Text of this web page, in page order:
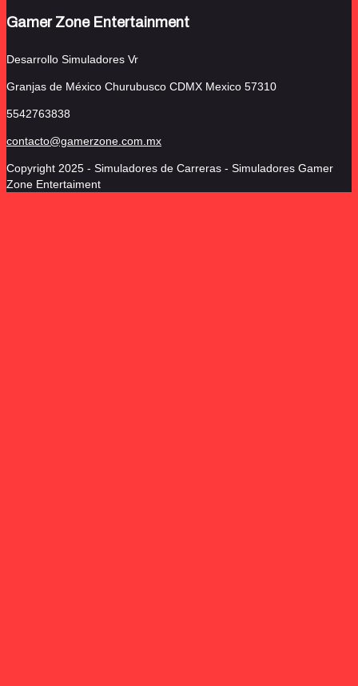
Gamer Zone Entertainment
Desarrollo Simuladores Vr
Granjas de México Churubusco CDMX Mexico 57310
5542763838
contacto@gamerzone.com.mx
Copyright 2025 - Simuladores de Carreras - Simuladores Gamer
Zone Entertaiment